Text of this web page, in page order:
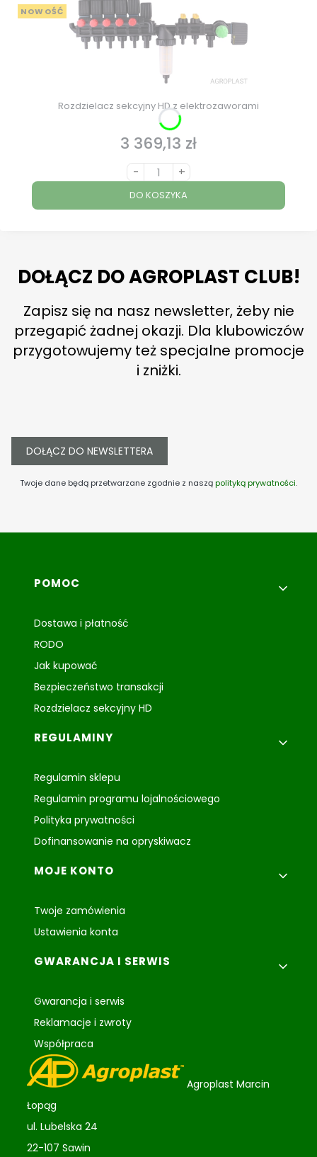
NOWOŚĆ
Rozdzielacz sekcyjny HD z elektrozaworami
Cena
3 369,13 zł
- +
DO KOSZYKA
DOŁĄCZ DO AGROPLAST CLUB!
Zapisz się na nasz newsletter, żeby nie
przegapić żadnej okazji. Dla klubowiczów
przygotowujemy też specjalne promocje
i zniżki.
DOŁĄCZ DO NEWSLETTERA
Twoje dane będą przetwarzane zgodnie z nasząpolityką prywatności.
Linki w stopce
POMOC
Dostawa i płatność
RODO
Jak kupować
Bezpieczeństwo transakcji
Rozdzielacz sekcyjny HD
REGULAMINY
Regulamin sklepu
Regulamin programu lojalnościowego
Polityka prywatności
Dofinansowanie na opryskiwacz
MOJE KONTO
Twoje zamówienia
Ustawienia konta
GWARANCJA I SERWIS
Gwarancja i serwis
Reklamacje i zwroty
Współpraca
Agroplast Marcin
Łopąg
ul. Lubelska 24
22-107 Sawin